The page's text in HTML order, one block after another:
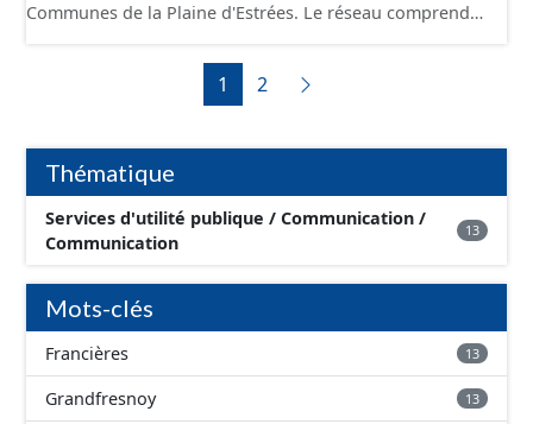
Communes de la Plaine d'Estrées. Le réseau comprend
fonctionnels du réseau (vanne, réservoir, regard,
opercule, plaque pleine, té, réduction, ventouse ...).
1 2
Thématique
Services d'utilité publique / Communication /
Communication
13
Mots-clés
Francières 13
Grandfresnoy 13